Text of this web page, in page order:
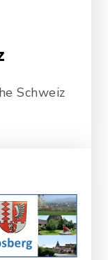
Schweiz